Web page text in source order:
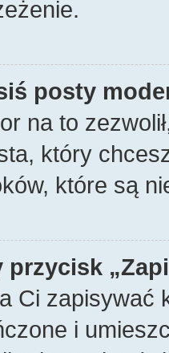
posty
na to
który
które są
przycisk
Ci zapisywać
i